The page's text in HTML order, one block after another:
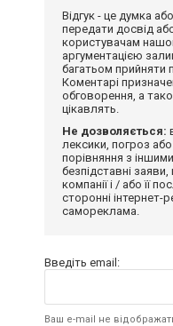
Відгук - це думка
передати досвід
користувачам
аргументацією
багатьом прийняти
Коментарі
обговорення, а
цікавлять.
Не дозволяється:
лексики, погроз
порівняння з
безпідставні
компанії і / або її
сторонні інтернет-
самореклама.
Введіть email:
Ваш e-mail не